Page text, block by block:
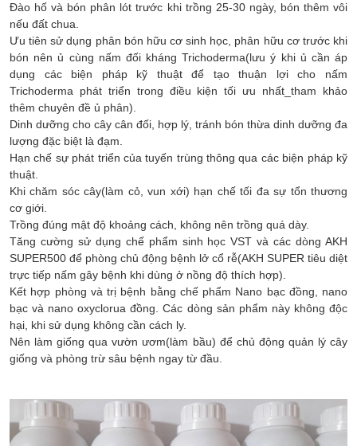
Đào hố và bón phân lót trước khi trồng 25-30 ngày, bón thêm vôi
nếu đất chua.
Ưu tiên sử dụng phân bón hữu cơ sinh học, phân hữu cơ trước khi
bón nên ủ cùng nấm đối kháng Trichoderma(lưu ý khi ủ cần áp
dụng các biện pháp kỹ thuật để tạo thuận lợi cho nấm
Trichoderma phát triển trong điều kiện tối ưu nhất_tham khảo
thêm chuyên đề ủ phân).
Dinh dưỡng cho cây cân đối, hợp lý, tránh bón thừa dinh dưỡng đa
lượng đặc biệt là đạm.
Hạn chế sự phát triển của tuyến trùng thông qua các biện pháp kỹ
thuật.
Khi chăm sóc cây(làm cỏ, vun xới) hạn chế tối đa sự tổn thương
cơ giới.
Trồng đúng mật độ khoảng cách, không nên trồng quá dày.
Tăng cường sử dụng chế phẩm sinh học VST và các dòng AKH
SUPER500 để phòng chủ động bệnh lở cổ rễ(AKH SUPER tiêu diệt
trực tiếp nấm gây bệnh khi dùng ở nồng độ thích hợp).
Kết hợp phòng và trị bệnh bằng chế phẩm Nano bạc đồng, nano
bạc và nano oxyclorua đồng. Các dòng sản phẩm này không độc
hại, khi sử dụng không cần cách ly.
Nên làm giống qua vườn ươm(làm bầu) để chủ động quản lý cây
giống và phòng trừ sâu bệnh ngay từ đầu.